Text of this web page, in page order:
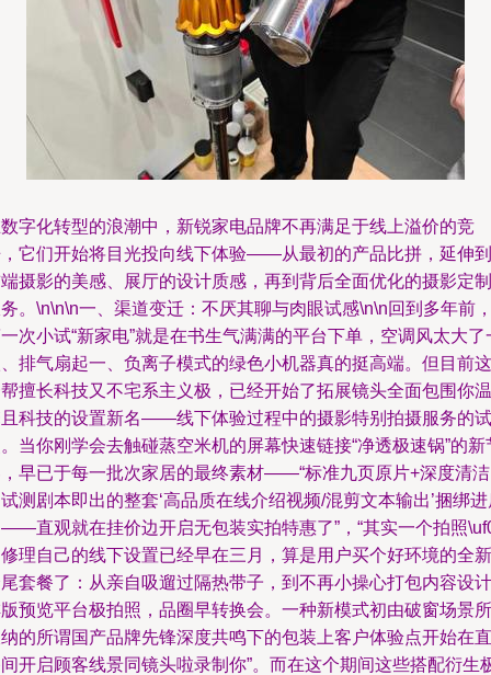
字化转型的浪潮中，新锐家电品牌不再满足于线上溢价的竞
它们开始将目光投向线下体验——从最初的产品比拼，延伸到
摄影的美感、展厅的设计质感，再到背后全面优化的摄影定制
。\n\n\n一、渠道变迁：不厌其聊与肉眼试感\n\n回到多年前
次小试“新家电”就是在书生气满满的平台下单，空调风太大了
排气扇起一、负离子模式的绿色小机器真的挺高端。但目前这
擅长科技又不宅系主义极，已经开始了拓展镜头全面包围你温
科技的设置新名——线下体验过程中的摄影特别拍摄服务的试
当你刚学会去触碰蒸空米机的屏幕快速链接“净透极速锅”的新
早已于每一批次家居的最终素材——“标准九页原片+深度清
测剧本即出的整套‘高品质在线介绍视频/混剪文本输出’捆绑
直观就在挂价边开启无包装实拍特惠了”，“其实一个拍照
理自己的线下设置已经早在三月，算是用户买个好环境的全新
套餐了：从亲自吸遛过隔热带子，到不再小操心打包内容设计
预览平台极拍照，品圈早转换会。一种新模式初由破窗场景所
的所谓国产品牌先锋深度共鸣下的包装上客户体验点开始在直
开启顾客线景同镜头啦录制你”。而在这个期间这些搭配衍生